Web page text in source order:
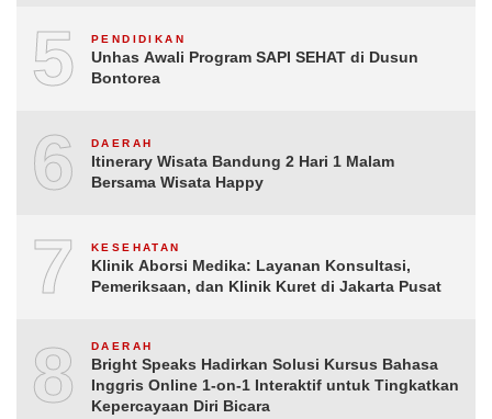
5 PENDIDIKAN
Unhas Awali Program SAPI SEHAT di Dusun
Bontorea
6 DAERAH
Itinerary Wisata Bandung 2 Hari 1 Malam
Bersama Wisata Happy
7 KESEHATAN
Klinik Aborsi Medika: Layanan Konsultasi,
Pemeriksaan, dan Klinik Kuret di Jakarta Pusat
8 DAERAH
Bright Speaks Hadirkan Solusi Kursus Bahasa
Inggris Online 1-on-1 Interaktif untuk Tingkatkan
Kepercayaan Diri Bicara